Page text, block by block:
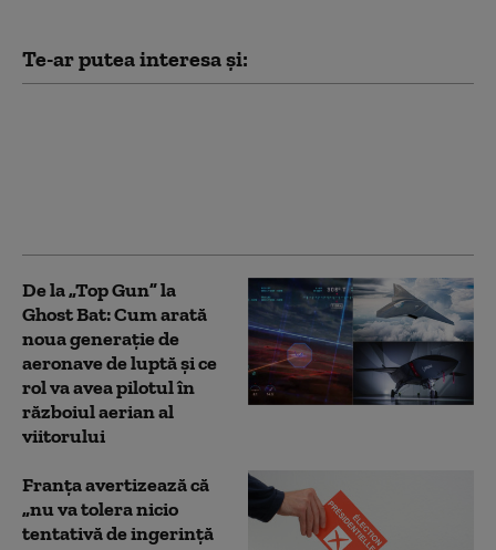
Te-ar putea interesa și:
De la „Top Gun” la
Ghost Bat: Cum arată
noua generație de
aeronave de luptă și ce
rol va avea pilotul în
războiul aerian al
viitorului
Franţa avertizează că
„nu va tolera nicio
tentativă de ingerinţă